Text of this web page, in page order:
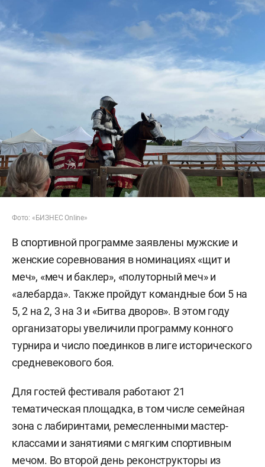
Фото: «БИЗНЕС Online»
В спортивной программе заявлены мужские и
женские соревнования в номинациях «щит и
меч», «меч и баклер», «полуторный меч» и
«алебарда». Также пройдут командные бои 5 на
5, 2 на 2, 3 на 3 и «Битва дворов». В этом году
организаторы увеличили программу конного
турнира и число поединков в лиге исторического
средневекового боя.
Для гостей фестиваля работают 21
тематическая площадка, в том числе семейная
зона с лабиринтами, ремесленными мастер-
классами и занятиями с мягким спортивным
мечом. Во второй день реконструкторы из